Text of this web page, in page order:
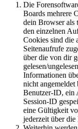
Die
Boards mehrere
dein Browser als
den einzelnen
Cookies sind die
Seitenaufrufe
über die von dir
gelesen/
Informationen
nicht angemeldet
Benutzer-ID, ein
Session-ID
eine Gültigkeit
jederzeit über